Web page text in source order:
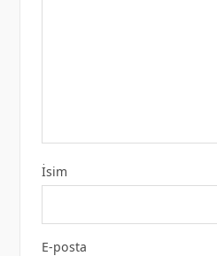
İsim
E-posta